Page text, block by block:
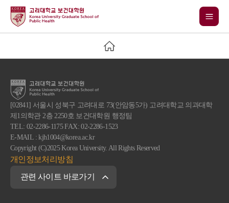
[02841] 서울시 성북구 고려대로 73(안암동5가) 고려대학교 의과대학
제1의학관 2층 2250호 보건대학원 행정팀
TEL: 02-2286-1175 FAX: 02-2286-1523
E-MAIL : kjh1004@korea.ac.kr
Copyright (C)2025 Korea University. All Rights Reserved
개인정보처리방침
관련 사이트 바로가기